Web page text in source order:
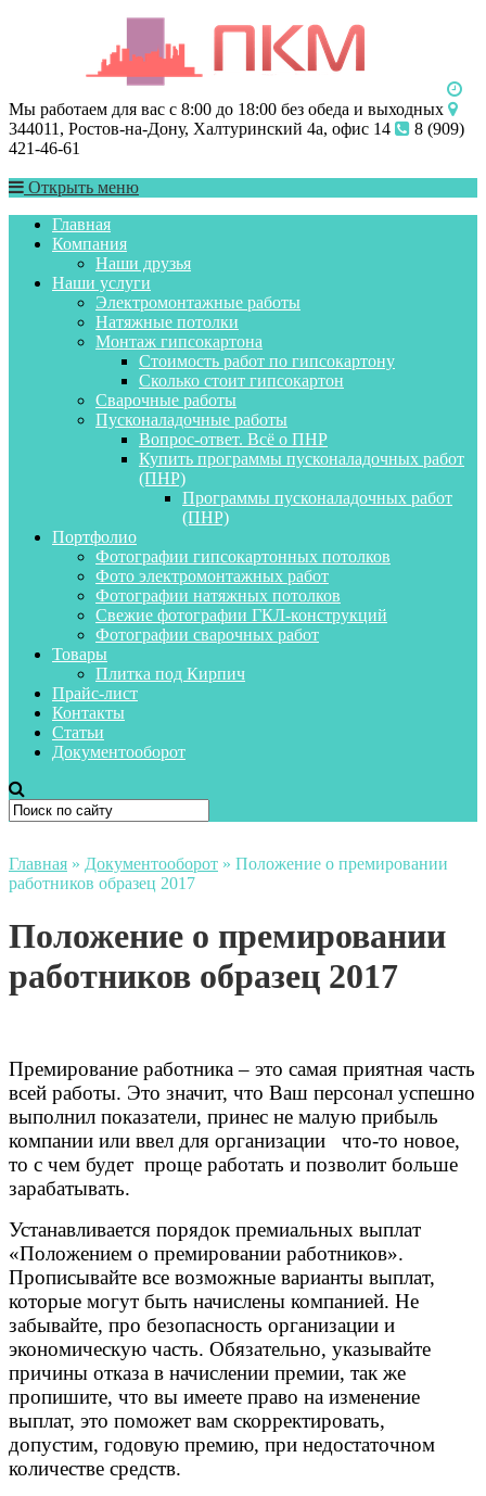
Мы работаем для вас с 8:00 до 18:00 без обеда и выходных
344011, Ростов-на-Дону, Халтуринский 4а, офис 14
8 (909)
421-46-61
Открыть меню
Главная
Компания
Наши друзья
Наши услуги
Электромонтажные работы
Натяжные потолки
Монтаж гипсокартона
Стоимость работ по гипсокартону
Сколько стоит гипсокартон
Сварочные работы
Пусконаладочные работы
Вопрос-ответ. Всё о ПНР
Купить программы пусконаладочных работ
(ПНР)
Программы пусконаладочных работ
(ПНР)
Портфолио
Фотографии гипсокартонных потолков
Фото электромонтажных работ
Фотографии натяжных потолков
Свежие фотографии ГКЛ-конструкций
Фотографии сварочных работ
Товары
Плитка под Кирпич
Прайс-лист
Контакты
Статьи
Документооборот
Главная » Документооборот » Положение о премировании
работников образец 2017
Положение о премировании
работников образец 2017
Премирование работника – это самая приятная часть
всей работы. Это значит, что Ваш персонал успешно
выполнил показатели, принес не малую прибыль
компании или ввел для организации что-то новое,
то с чем будет проще работать и позволит больше
зарабатывать.
Устанавливается порядок премиальных выплат
«Положением о премировании работников».
Прописывайте все возможные варианты выплат,
которые могут быть начислены компанией. Не
забывайте, про безопасность организации и
экономическую часть. Обязательно, указывайте
причины отказа в начислении премии, так же
пропишите, что вы имеете право на изменение
выплат, это поможет вам скорректировать,
допустим, годовую премию, при недостаточном
количестве средств.